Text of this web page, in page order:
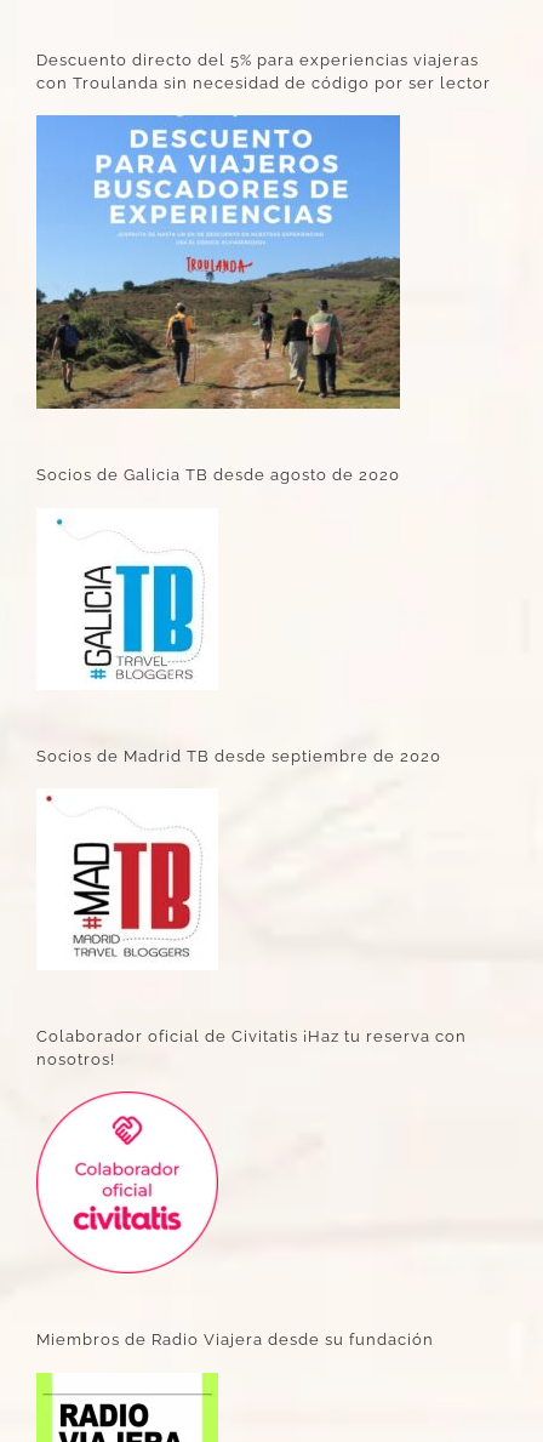
Descuento directo del 5% para experiencias viajeras
con Troulanda sin necesidad de código por ser lector
Socios de Galicia TB desde agosto de 2020
Socios de Madrid TB desde septiembre de 2020
Colaborador oficial de Civitatis ¡Haz tu reserva con
nosotros!
Miembros de Radio Viajera desde su fundación